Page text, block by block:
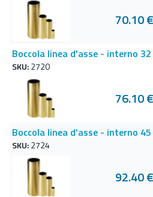
70.10 €
Boccola linea d'asse - interno
SKU:2720
76.10 €
Boccola linea d'asse - interno
SKU:2724
92.40 €